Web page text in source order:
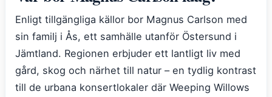
Enligt tillgängliga källor bor Magnus Carlson med
sin familj i Ås, ett samhälle utanför Östersund i
Jämtland. Regionen erbjuder ett lantligt liv med
gård, skog och närhet till natur – en tydlig kontrast
till de urbana konsertlokaler där Weeping Willows